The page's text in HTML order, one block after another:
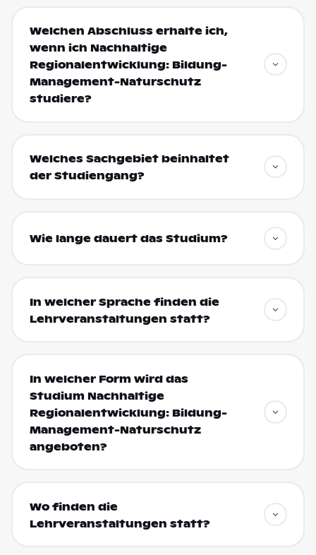
Welchen Abschluss erhalte ich,
wenn ich Nachhaltige
Regionalentwicklung: Bildung-
Management-Naturschutz
studiere?
Welches Sachgebiet beinhaltet
der Studiengang?
Wie lange dauert das Studium?
In welcher Sprache finden die
Lehrveranstaltungen statt?
In welcher Form wird das
Studium Nachhaltige
Regionalentwicklung: Bildung-
Management-Naturschutz
angeboten?
Wo finden die
Lehrveranstaltungen statt?